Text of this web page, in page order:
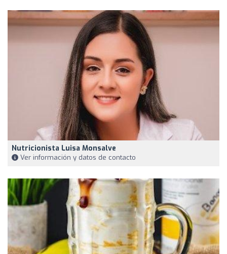
Nutricionista Luisa Monsalve
Ver información y datos de contacto